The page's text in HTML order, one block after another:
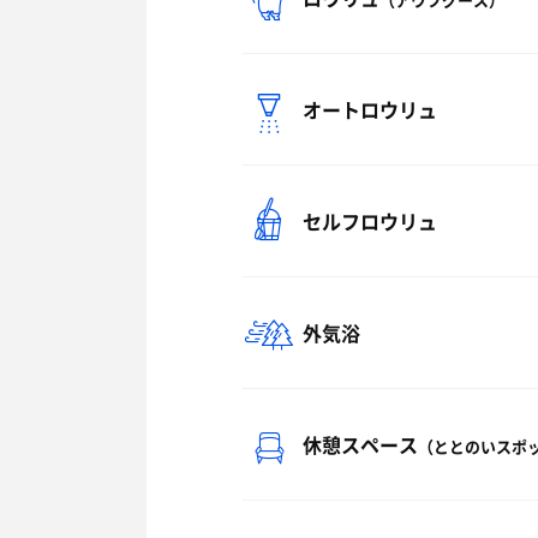
オートロウリュ
セルフロウリュ
外気浴
休憩スペース （ととのいスポ